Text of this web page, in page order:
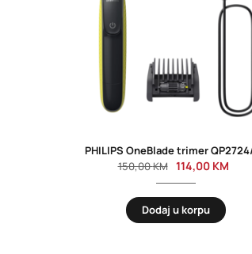
PHILIPS OneBlade trimer
150,00KM 114,00 KM
Dodaj u korpu